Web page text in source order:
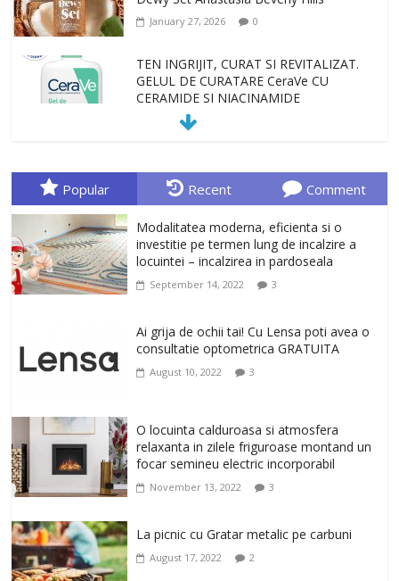
January 27, 2026 0
TEN INGRIJIT, CURAT SI REVITALIZAT.
GELUL DE CURATARE CeraVe CU
CERAMIDE SI NIACINAMIDE
January 23, 2026
ori o provocare. Idei inedite, cadouri
originale, le puteti avea la Giftspot.ro,
alegere buna, Oglinda de baie cu mărire
și iluminare LED
February 20, 2026 0
un corp sanatos si armonios dezvoltat,
cu Flexor Fitness-dispozitiv pentru
tonifiere muschi
Un ten regenerat, fara riduri. Crema
antirid Ivatherm pentru o piele neteda si
elastica.
February 6, 2026 0
Popular Recent Comment
Modalitatea moderna, eficienta si o
investitie pe termen lung de incalzire a
locuintei – incalzirea in pardoseala
September 14, 2022 3
Ai grija de ochii tai! Cu Lensa poti avea o
consultatie optometrica GRATUITA
August 10, 2022 3
O locuinta calduroasa si atmosfera
relaxanta in zilele friguroase montand un
focar semineu electric incorporabil
November 13, 2022 3
La picnic cu Gratar metalic pe carbuni
August 17, 2022 2